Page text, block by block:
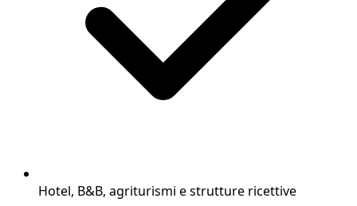
Hotel, B&B, agriturismi e strutture ricettive